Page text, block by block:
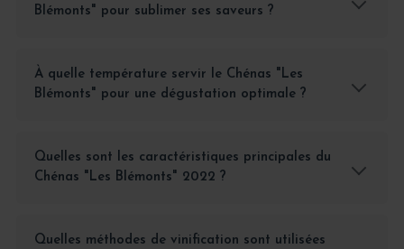
Blémonts" pour sublimer ses saveurs ?
À quelle température servir le Chénas "Les
Blémonts" pour une dégustation optimale ?
Quelles sont les caractéristiques principales du
Chénas "Les Blémonts" 2022 ?
Quelles méthodes de vinification sont utilisées